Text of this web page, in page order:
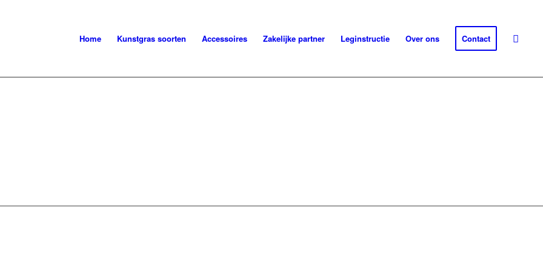
Home Kunstgras soorten Accessoires Zakelijke partner Leginstructie Over ons Contact